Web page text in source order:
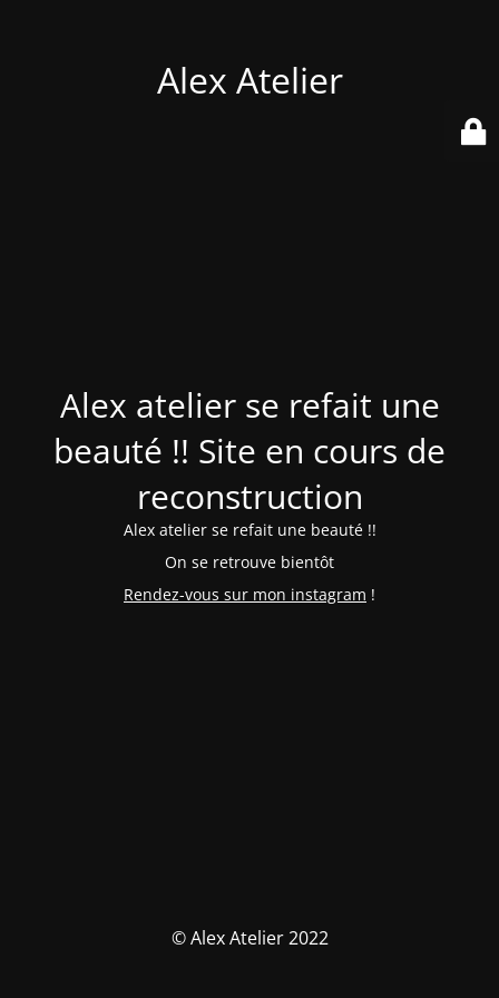
Alex Atelier
Alex atelier se refait une
beauté !! Site en cours de
reconstruction
Alex atelier se refait une beauté !!
On se retrouve bientôt
Rendez-vous sur mon instagram !
© Alex Atelier 2022